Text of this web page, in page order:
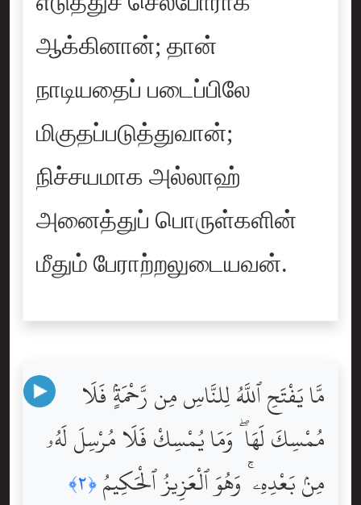
ஆக்கினான்; தான்
நாடியதைப் படைப்பிலே
மிகுதப்படுத்துவான்;
நிச்சயமாக அல்லாஹ்
அனைத்துப் பொருள்களின்
மீதும் பேராற்றலுடையவன்.
مَّا يَفْتَحِ ٱللَّهُ لِلنَّاسِ مِن رَّحْمَةٍۢ فَلَا
مُمْسِكَ لَهَا ۖ وَمَا يُمْسِكْ فَلَا مُرْسِلَ لَهُۥ
مِنۢ بَعْدِهِۦ ۚ وَهُوَ ٱلْعَزِيزُ ٱلْحَكِيمُ ﴿٢﴾